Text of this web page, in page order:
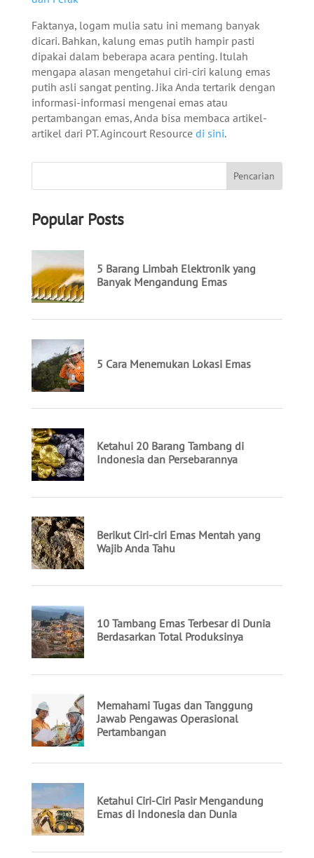
Faktanya, logam mulia satu ini memang banyak
dicari. Bahkan, kalung emas putih hampir pasti
dipakai dalam beberapa acara penting. Itulah
mengapa alasan mengetahui ciri-ciri kalung emas
putih asli sangat penting. Jika Anda tertarik dengan
informasi-informasi mengenai emas atau
pertambangan emas, Anda bisa membaca artikel-
artikel dari PT. Agincourt Resource di sini.
Popular Posts